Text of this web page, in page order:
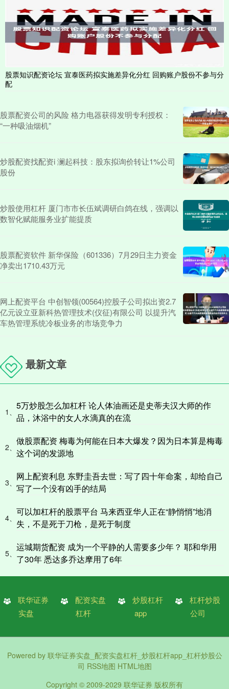
股票知识配资论坛 宣泰医药拟实施差异化分红 回购账户股份不参与分
配
股票配资公司的风险 格力电器获得发明专利授权：
“一种吸油烟机”
炒股配资找配资i 澜起科技：股东拟询价转让1%公司
股份
炒股使用杠杆 厦门市市长伍斌调研白鸽在线，强调以
数智化赋能服务业扩能提质
股票配资软件 新华保险（601336）7月29日主力资金
净卖出1710.43万元
网上配资平台 中创智领(00564)控股子公司拟出资2.7
亿元设立亚新科热管理技术(仪征)有限公司 以提升汽
车热管理系统冷板业务的市场竞争力
最新文章
1、
5万炒股怎么加杠杆 论人体油画还是史蒂夫汉大师的作
品，沐浴中的女人水滴真的在流
2、
做股票配资 梅毒为何能在日本大爆发？因为日本算是梅毒
这个词的发源地
3、
网上配资利息 东野圭吾去世：写了四十年命案，却给自己
写了一个没有凶手的结局
4、
可以加杠杆的股票平台 马来西亚华人正在“静悄悄”地消
失，不是死于刀枪，是死于制度
5、
运城期货配资 成为一个平静的人需要多少年？ 耶和华用
了30年 悉达多乔达摩用了6年
联华证券
实盘
配资实盘
杠杆
炒股杠杆
app
杠杆炒股
公司
Powered by 联华证券实盘_配资实盘杠杆_炒股杠杆app_杠杆炒股公
司 RSS地图 HTML地图
Copyright © 2009-2029 联华证券 版权所有